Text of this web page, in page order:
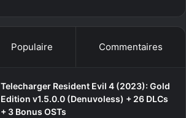
Populaire Commentaires
Telecharger Resident Evil 4 (2023): Gold
Edition v1.5.0.0 (Denuvoless) + 26 DLCs
+ 3 Bonus OSTs